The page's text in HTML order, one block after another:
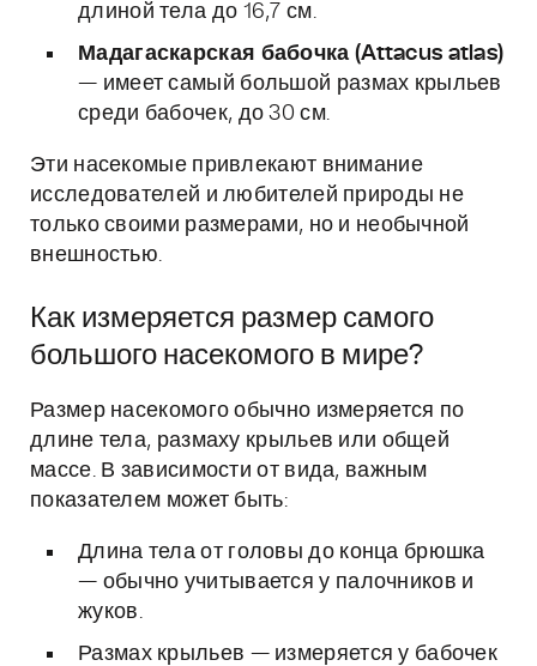
длиной тела до 16,7 см.
Мадагаскарская бабочка (Attacus atlas)
— имеет самый большой размах крыльев
среди бабочек, до 30 см.
Эти насекомые привлекают внимание
исследователей и любителей природы не
только своими размерами, но и необычной
внешностью.
Как измеряется размер самого
большого насекомого в мире?
Размер насекомого обычно измеряется по
длине тела, размаху крыльев или общей
массе. В зависимости от вида, важным
показателем может быть:
Длина тела от головы до конца брюшка
— обычно учитывается у палочников и
жуков.
Размах крыльев — измеряется у бабочек